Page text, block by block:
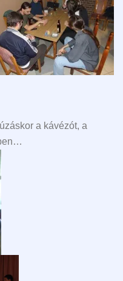
a kávézót, a